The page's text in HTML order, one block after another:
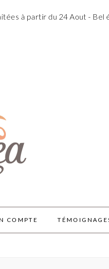
à partir du 24 Aout - Bel
COMPTE